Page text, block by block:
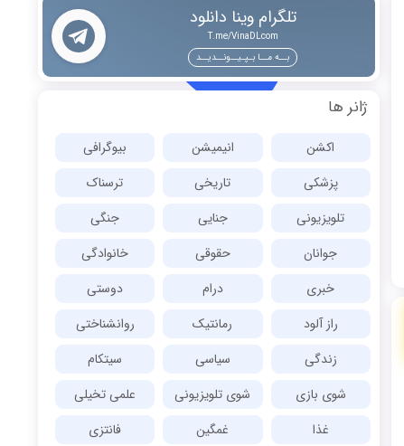
تلگرام وینا دانلود
T.me/VinaDLcom
بــه مــا بـپـیــونــدیــد
ژانر ها
اکشن انیمیشن
بیوگرافی
پزشکی
تاریخی
ترسناک
تلویزیونی
جنایی
جنگی
جوانان
حقوقی
خانوادگی
خبری
درام
دوستی
راز آلود
رمانتیک
روانشناختی
زندگی
سیاسی
سیتکام
شوی بازی
شوی تلویزیونی
علمی تخیلی
غذا
غمگین
فانتزی